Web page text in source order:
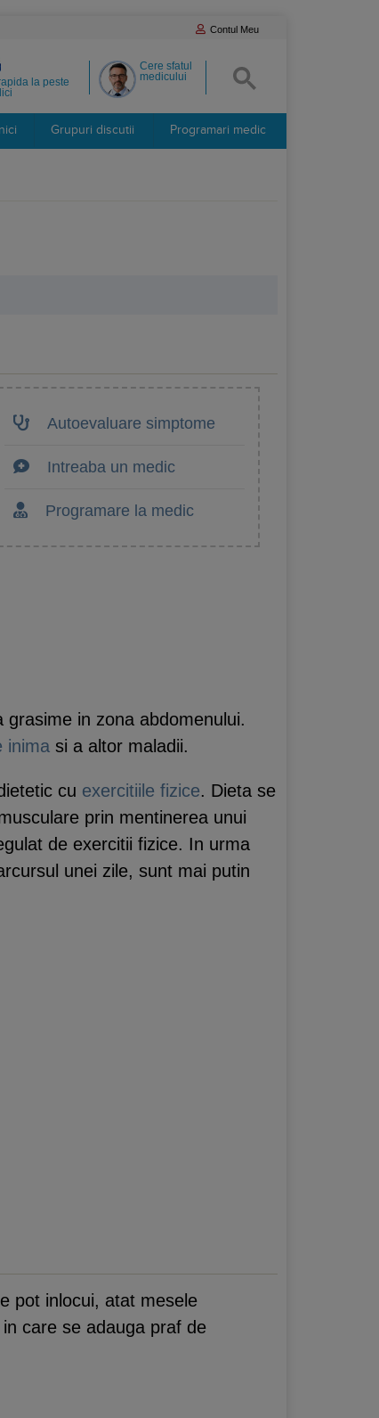
Contul Meu
Cere sfatul
medicului
la peste
Grupuri discutii Programari medic
Autoevaluare simptome
Intreaba un medic
Programare la medic
in zona abdomenului.
inima si a altor maladii.
cu exercitiile fizice. Dieta se
prin mentinerea unui
de exercitii fizice. In urma
unei zile, sunt mai putin
pot inlocui, atat mesele
care se adauga praf de